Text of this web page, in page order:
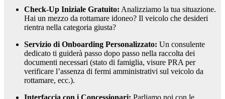
Check-Up Iniziale Gratuito: Analizziamo la tua situazione.
Hai un mezzo da rottamare idoneo? Il veicolo che desideri
rientra nella categoria giusta?
Servizio di Onboarding Personalizzato: Un consulente
dedicato ti guiderà passo dopo passo nella raccolta dei
documenti necessari (stato di famiglia, visure PRA per
verificare l’assenza di fermi amministrativi sul veicolo da
rottamare, ecc.).